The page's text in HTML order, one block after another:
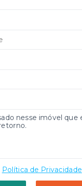
Política de Privacidade